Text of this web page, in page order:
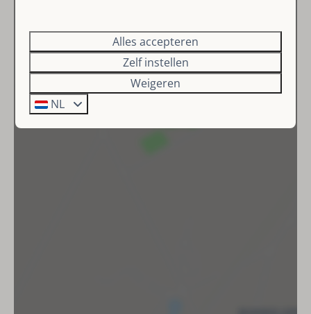
Tuin
Grill
Alles accepteren
Zelf instellen
Weigeren
NL